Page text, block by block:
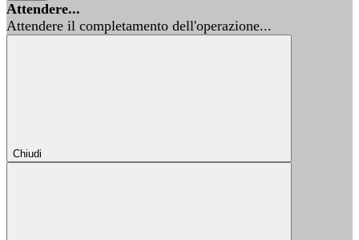
Attendere...
Attendere il completamento dell'operazione...
Chiudi